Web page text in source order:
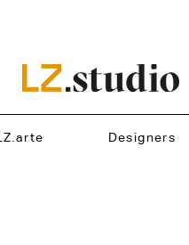
LZ.arte Designers